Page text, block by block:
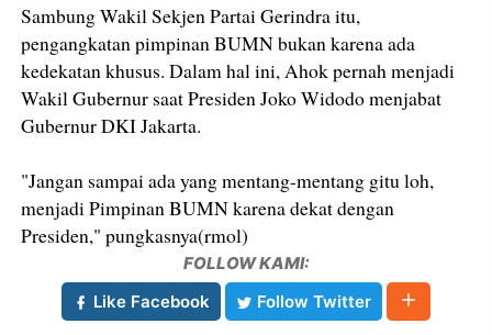
Sambung Wakil Sekjen Partai Gerindra itu,
pengangkatan pimpinan BUMN bukan karena ada
kedekatan khusus. Dalam hal ini, Ahok pernah menjadi
Wakil Gubernur saat Presiden Joko Widodo menjabat
Gubernur DKI Jakarta.
"Jangan sampai ada yang mentang-mentang gitu loh,
menjadi Pimpinan BUMN karena dekat dengan
Presiden," pungkasnya(rmol)
FOLLOW KAMI:
Like Facebook
Follow Twitter